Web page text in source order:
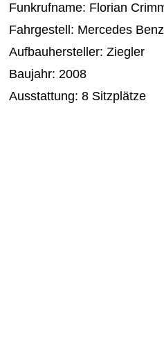
Funkrufname: Florian
Fahrgestell: Mercedes
Aufbauhersteller: Ziegler
Baujahr: 2008
Ausstattung: 8 Sitzplätze